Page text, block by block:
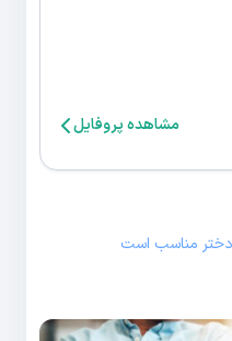
مشاهده پروفایل
دختر مناسب است